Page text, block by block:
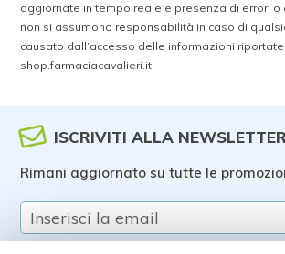
aggiornate in tempo reale e presenza di errori o
non si assumono responsabilità in caso di
causato dall’accesso delle informazioni
shop.farmaciacavalieri.it.
ISCRIVITI ALLA NEWSLETTER
Rimani aggiornato su tutte le